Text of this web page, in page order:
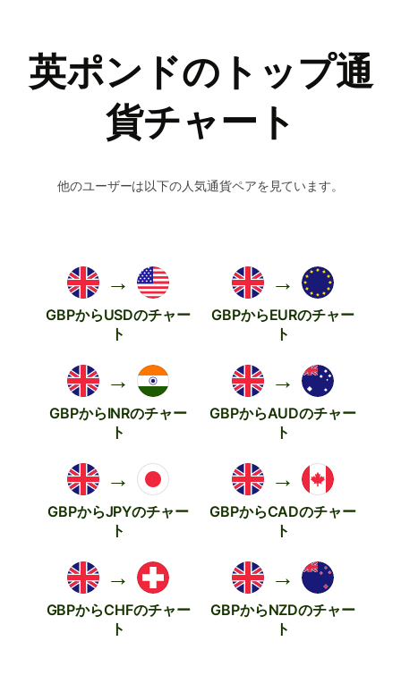
英ポンドのトップ通
貨チャート
他のユーザーは以下の人気通貨ペアを見ています。
→
GBPからUSDのチャー
ト
→
GBPからEURのチャー
ト
→
GBPからINRのチャー
ト
→
GBPからAUDのチャー
ト
→
GBPからJPYのチャー
ト
→
GBPからCADのチャー
ト
→
GBPからCHFのチャー
ト
→
GBPからNZDのチャー
ト